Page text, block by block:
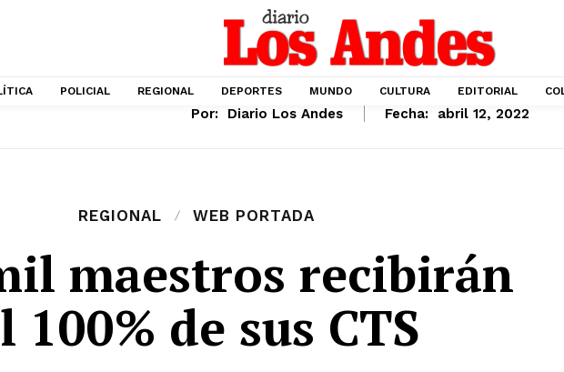
POLICIAL REGIONAL DEPORTES MUNDO CULTURA EDITORIAL
Por: Diario Los Andes Fecha: abril 12, 2022
REGIONAL WEB PORTADA
maestros recibirán
100% de sus CTS